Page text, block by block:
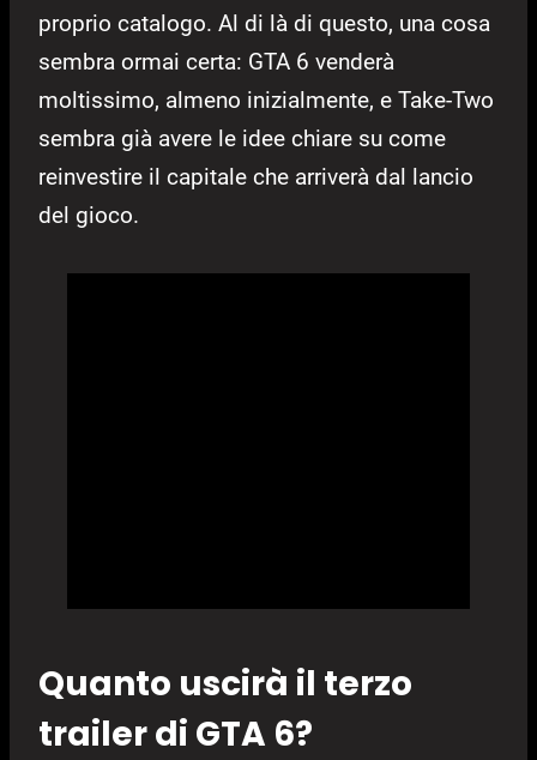
proprio catalogo. Al di là di questo, una cosa
sembra ormai certa: GTA 6 venderà
moltissimo, almeno inizialmente, e Take-Two
sembra già avere le idee chiare su come
reinvestire il capitale che arriverà dal lancio
del gioco.
Quanto uscirà il terzo
trailer di GTA 6?